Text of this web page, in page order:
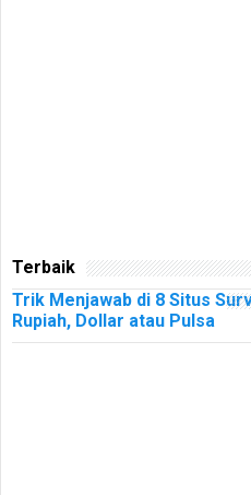
Terbaik
Trik Menjawab di 8 Situs
Rupiah, Dollar atau Pulsa